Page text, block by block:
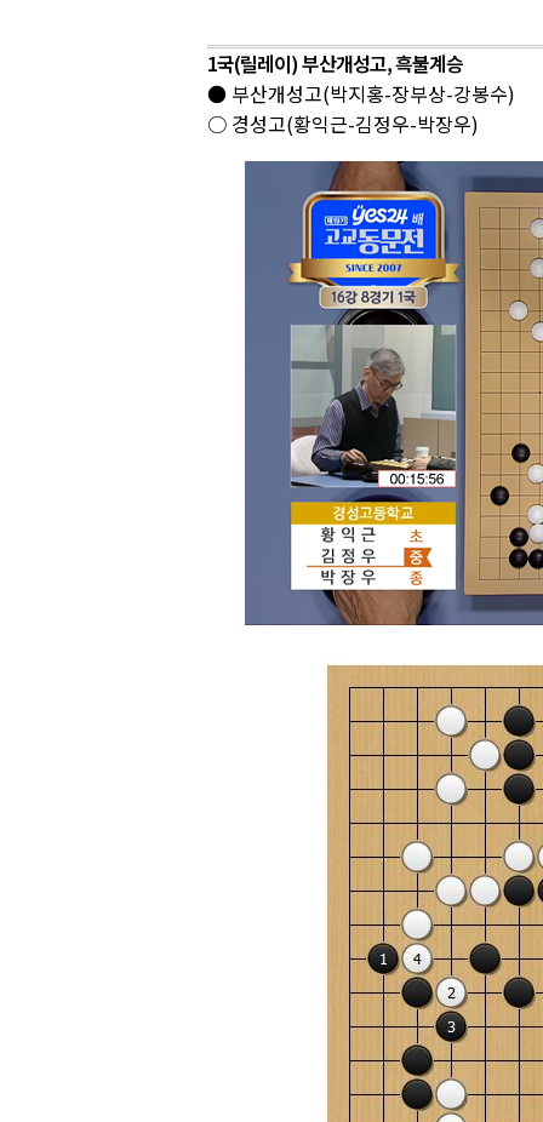
1국(릴레이) 부산개성고, 흑불계승
● 부산개성고(박지홍-장부상-강봉수)
○ 경성고(황익근-김정우-박장우)